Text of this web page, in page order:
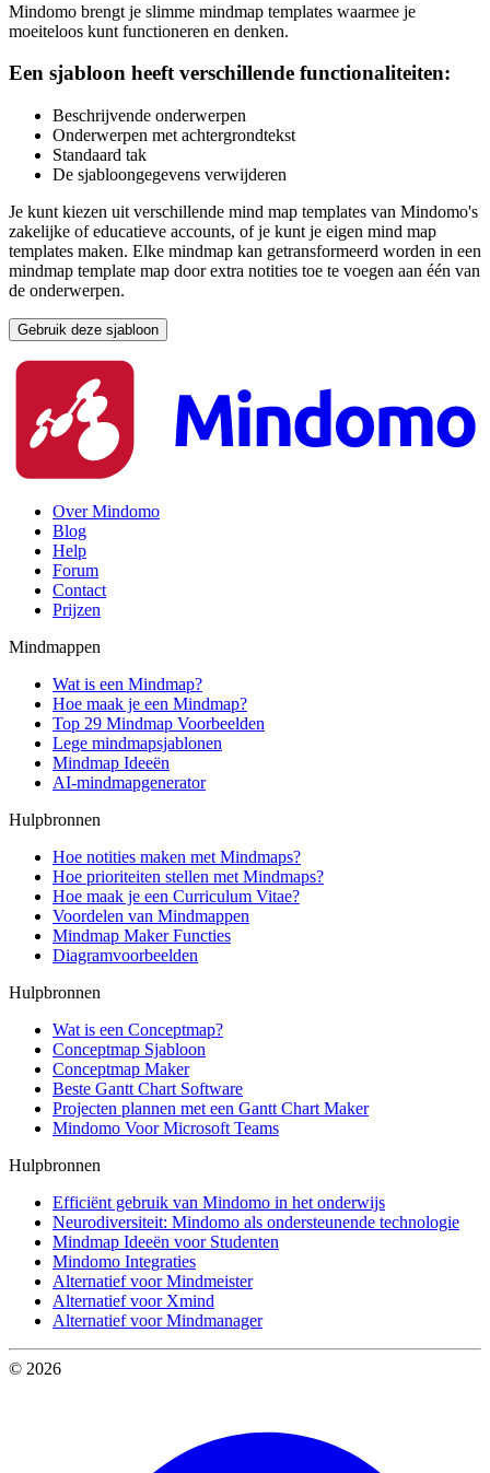
Mindomo brengt je slimme mindmap templates waarmee je
moeiteloos kunt functioneren en denken.
Een sjabloon heeft verschillende functionaliteiten:
Beschrijvende onderwerpen
Onderwerpen met achtergrondtekst
Standaard tak
De sjabloongegevens verwijderen
Je kunt kiezen uit verschillende mind map templates van Mindomo's
zakelijke of educatieve accounts, of je kunt je eigen mind map
templates maken. Elke mindmap kan getransformeerd worden in een
mindmap template map door extra notities toe te voegen aan één van
de onderwerpen.
Gebruik deze sjabloon
Over Mindomo
Blog
Help
Forum
Contact
Prijzen
Mindmappen
Wat is een Mindmap?
Hoe maak je een Mindmap?
Top 29 Mindmap Voorbeelden
Lege mindmapsjablonen
Mindmap Ideeën
AI-mindmapgenerator
Hulpbronnen
Hoe notities maken met Mindmaps?
Hoe prioriteiten stellen met Mindmaps?
Hoe maak je een Curriculum Vitae?
Voordelen van Mindmappen
Mindmap Maker Functies
Diagramvoorbeelden
Hulpbronnen
Wat is een Conceptmap?
Conceptmap Sjabloon
Conceptmap Maker
Beste Gantt Chart Software
Projecten plannen met een Gantt Chart Maker
Mindomo Voor Microsoft Teams
Hulpbronnen
Efficiënt gebruik van Mindomo in het onderwijs
Neurodiversiteit: Mindomo als ondersteunende technologie
Mindmap Ideeën voor Studenten
Mindomo Integraties
Alternatief voor Mindmeister
Alternatief voor Xmind
Alternatief voor Mindmanager
© 2026